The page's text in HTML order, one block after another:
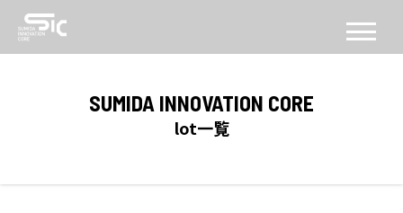
CONCEPT
コンセプト
SICについて
SUMIDA INNOVATION CORE
lot一覧